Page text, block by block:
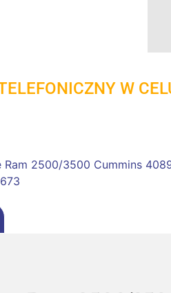
W
Ram 2500/3500 Cummins